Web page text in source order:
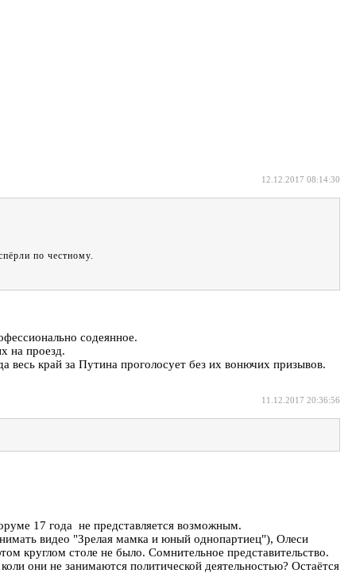
12.12.2017 08:14:30
по честному.
содеянное.
на проезд.
весь край за Путина проголосует без их вонючих призывов.
11.12.2017 20:36:56
17 года не представляется возможным.
видео "Зрелая мамка и юный однопартиец"), Олеси
круглом столе не было. Сомнительное представительство.
они не занимаются политической деятельностью? Остаётся